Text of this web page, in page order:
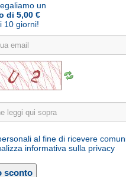
un
di 5,00 €
10 giorni!
al fine di ricevere
informativa sulla privacy
Cerca
2025 a Marija